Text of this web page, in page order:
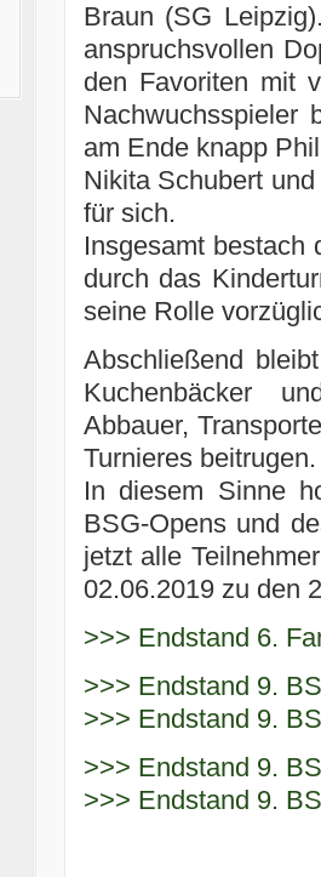
Braun (SG
anspruchsvollen
den Favoriten mit
Nachwuchsspieler
am Ende knapp
Nikita Schubert
für sich.
Insgesamt bestach
durch das
seine Rolle
Abschließend
Kuchenbäcker
Abbauer,
Turnieres beitrugen.
In diesem Sinne
BSG-Opens und
jetzt alle
02.06.2019 zu den
>>> Endstand 6.
>>> Endstand 9.
>>> Endstand 9.
>>> Endstand 9.
>>> Endstand 9.